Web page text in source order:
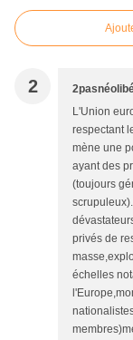
2
L'Union
respectant
mène une
ayant des
(toujours
privés de
échelles